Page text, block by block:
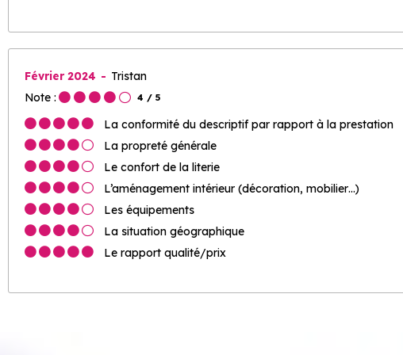
Février 2024
Tristan
Note :
4 / 5
La conformité du descriptif par rapport à la prestation
La propreté générale
Le confort de la literie
L’aménagement intérieur (décoration, mobilier…)
Les équipements
La situation géographique
Le rapport qualité/prix